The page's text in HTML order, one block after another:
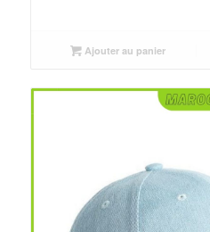
Ajouter au panier